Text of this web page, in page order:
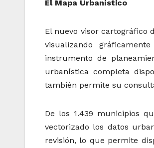
El Mapa Urbanístico
El nuevo visor cartográfico
visualizando
instrumento de
urbanística completa
también permite su
De los 1.439 municipios
vectorizado los datos
revisión, lo que permite